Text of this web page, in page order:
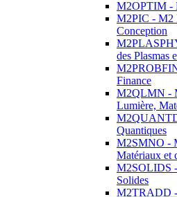
M2OPTIM -
M2PIC - M2
Conception
des Plasmas
Finance
M2QLMN -
Lumière,
Quantiques
M2SMNO -
Matériaux et
M2SOLIDS
Solides
M2TRADD -